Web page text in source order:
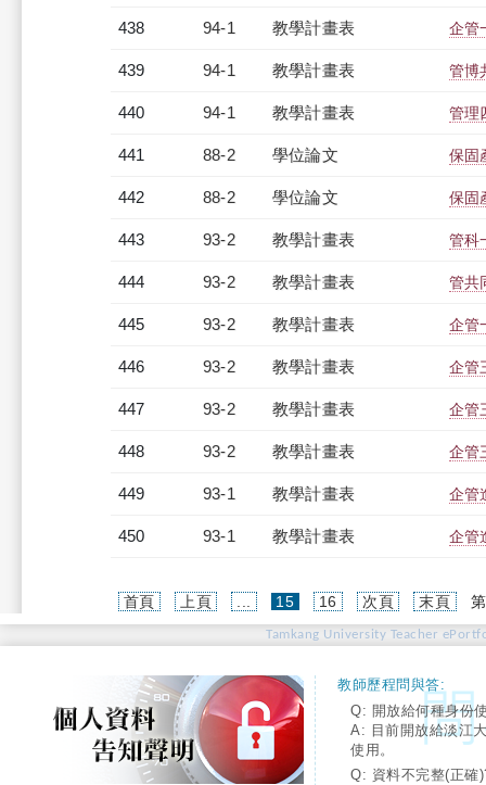
438 94-1 教學計畫表 企管
439 94-1 教學計畫表 管博
440 94-1 教學計畫表 管理
441 88-2 學位論文 保固
442 88-2 學位論文 保固
443 93-2 教學計畫表 管科
444 93-2 教學計畫表 管共
445 93-2 教學計畫表 企管
446 93-2 教學計畫表 企管
447 93-2 教學計畫表 企管
448 93-2 教學計畫表 企管
449 93-1 教學計畫表 企管
450 93-1 教學計畫表 企管
首頁 上頁 15(current)
16 次頁 末頁
Tamkang University Teacher
教師歷程問與答:
Q: 開放給何種身份
A: 目前開放給淡江
使用。
Q: 資料不完整(正確